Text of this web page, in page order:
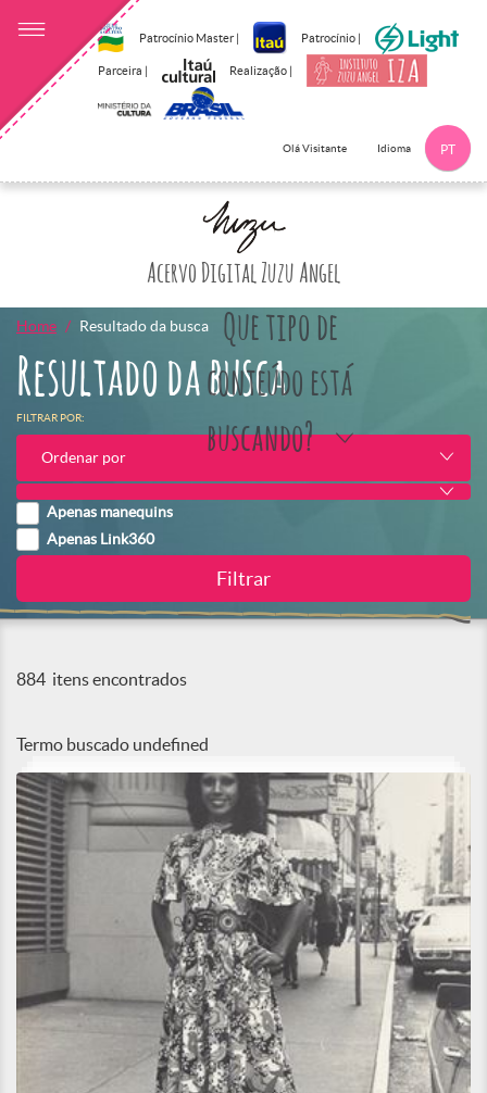
Patrocínio Master | Patrocínio |
Parceira | Realização |
Olá Visitante Idioma PT
Acervo Digital Zuzu Angel
Que tipo de
conteúdo está
buscando?
Home Resultado da busca
Resultado da busca
FILTRAR POR:
Ordenar por
Apenas manequins
Apenas Link360
884 itens encontrados
Termo buscado undefined